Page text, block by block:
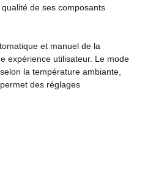
de ses composants
et manuel de la
expérience utilisateur. Le mode
la température ambiante,
des réglages